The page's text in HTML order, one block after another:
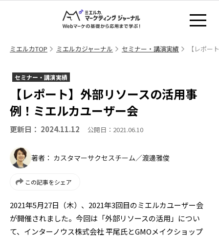
ミエルカTOP ミエルカジャーナル セミナー・講演実績 【レポー
セミナー・講演実績
【レポート】外部リソースの活用事
例！ミエルカユーザー会
更新日： 2024.11.12 公開日：2021.06.10
著者： カスタマーサクセスチーム／渡邊雅俊
この記事をシェア
2021年5月27日（木）、2021年3回目のミエルカユーザー会
が開催されました。今回は「外部リソースの活用」につい
て、インターノウス株式会社 平尾氏とGMOメイクショップ